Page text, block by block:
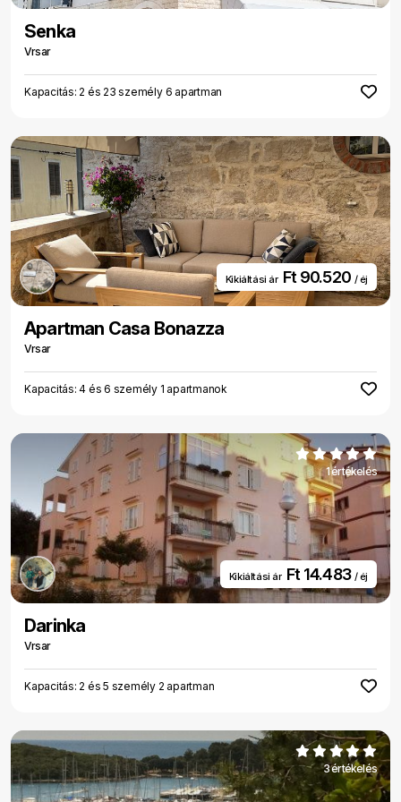
Senka
Vrsar
Kapacitás: 2 és 23 személy 6 apartman
Kikiáltási ár Ft 90.520 / éj
Apartman Casa Bonazza
Vrsar
Kapacitás: 4 és 6 személy 1 apartmanok
1 értékelés
Kikiáltási ár Ft 14.483 / éj
Darinka
Vrsar
Kapacitás: 2 és 5 személy 2 apartman
3 értékelés